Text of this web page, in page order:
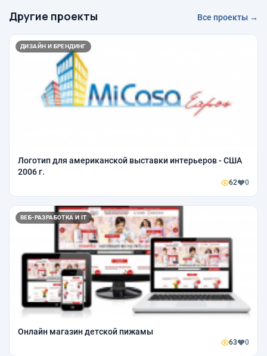
Другие проекты Все проекты →
ДИЗАЙН И БРЕНДИНГ
Логотип для американской выставки интерьеров - США
2006 г.
62 0
ВЕБ-РАЗРАБОТКА И IT
Онлайн магазин детской пижамы
63 0